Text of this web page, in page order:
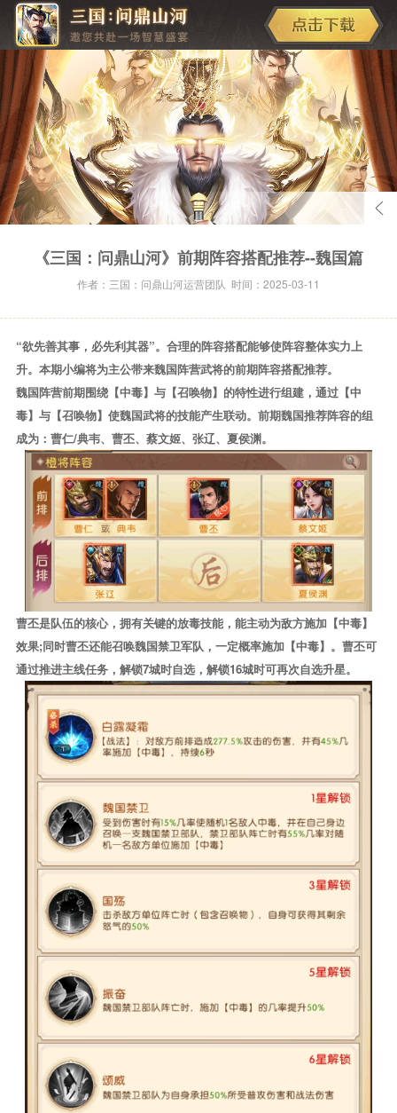
《三国：问鼎山河》前期阵容搭配推荐--魏国篇
作者：三国：问鼎山河运营团队 时间：2025-03-11
“欲先善其事，必先利其器”。合理的阵容搭配能够使阵容整体实力上
升。本期小编将为主公带来魏国阵营武将的前期阵容搭配推荐。
魏国阵营前期围绕【中毒】与【召唤物】的特性进行组建，通过【中
毒】与【召唤物】使魏国武将的技能产生联动。前期魏国推荐阵容的组
成为：曹仁/典韦、曹丕、蔡文姬、张辽、夏侯渊。
曹丕是队伍的核心，拥有关键的放毒技能，能主动为敌方施加【中毒】
效果;同时曹丕还能召唤魏国禁卫军队，一定概率施加【中毒】。曹丕可
通过推进主线任务，解锁7城时自选，解锁16城时可再次自选升星。